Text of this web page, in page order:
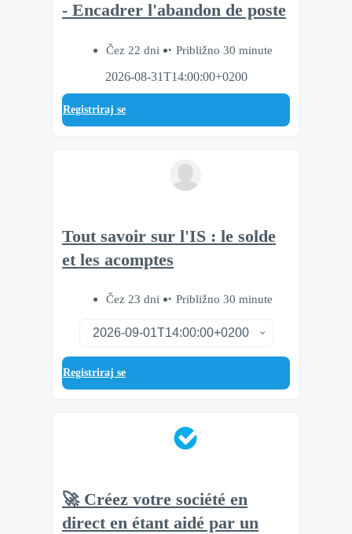
- Encadrer l'abandon de poste
Čez 22 dni
Približno 30 minute
2026-08-31T14:00:00+0200
Registriraj se
Tout savoir sur l'IS : le solde
et les acomptes
Čez 23 dni Približno 30 minute
Registriraj se
🚀 Créez votre société en
direct en étant aidé par un